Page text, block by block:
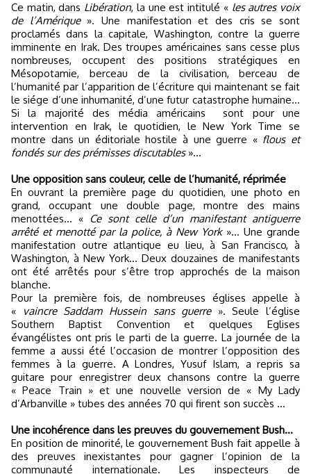
Ce matin, dans Libération, la une est intitulé « les autres voix
de l’Amérique». Une manifestation et des cris se sont
proclamés dans la capitale, Washington, contre la guerre
imminente en Irak. Des troupes américaines sans cesse plus
nombreuses, occupent des positions stratégiques en
Mésopotamie, berceau de la civilisation, berceau de
l’humanité par l’apparition de l’écriture qui maintenant se fait
le siége d’une inhumanité, d’une futur catastrophe humaine…
Si la majorité des média américains
sont pour une
intervention en Irak, le quotidien, le New York Time se
montre dans un éditoriale hostile à une guerre « flous et
fondés sur des prémisses discutables »…
Une opposition sans couleur, celle de l’humanité, réprimée
En ouvrant la première page du quotidien, une photo en
grand, occupant une double page, montre des mains
menottées… « Ce sont celle d’un manifestant antiguerre
arrêté et menotté par la police, à New York»… Une grande
manifestation outre atlantique eu lieu, à San Francisco, à
Washington, à New York… Deux douzaines de manifestants
ont été arrêtés pour s’être trop approchés de la maison
blanche.
Pour la première fois, de nombreuses églises appelle à
«
vaincre Saddam Hussein sans guerre». Seule l’église
Southern Baptist Convention et quelques Eglises
évangélistes ont pris le parti de la guerre. La journée de la
femme a aussi été l’occasion de montrer l’opposition des
femmes à la guerre. A Londres, Yusuf Islam, a repris sa
guitare pour enregistrer deux chansons contre la guerre
« Peace Train » et une nouvelle version de « My Lady
d’Arbanville » tubes des années 70 qui firent son succès ...
Une incohérence dans les preuves du gouvernement Bush…
En position de minorité, le gouvernement Bush fait appelle à
des preuves inexistantes pour gagner l’opinion de la
communauté internationale. Les inspecteurs de